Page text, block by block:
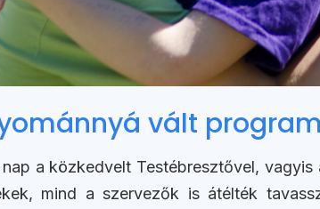
vált
a közkedvelt Testébresztővel,
mind a szervezők is átélték